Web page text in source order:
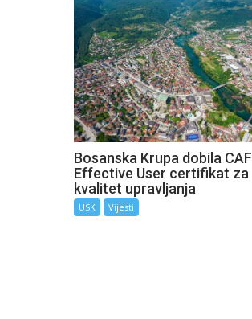
Bosanska Krupa dobila CAF
Effective User certifikat za
kvalitet upravljanja
USK Vijesti